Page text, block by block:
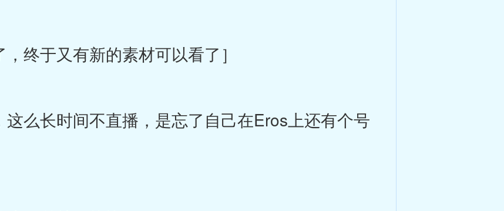
终于又有新的素材可以看了］
么长时间不直播，是忘了自己在Eros上还有个号